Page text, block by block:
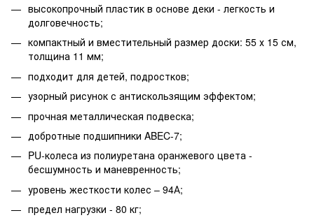
высокопрочный пластик в основе деки - легкость и
долговечность;
компактный и вместительный размер доски: 55 х 15 см,
толщина 11 мм;
подходит для детей, подростков;
узорный рисунок с антискользящим эффектом;
прочная металлическая подвеска;
добротные подшипники ABEC-7;
PU-колеса из полиуретана оранжевого цвета -
бесшумность и маневренность;
уровень жесткости колес – 94А;
предел нагрузки - 80 кг;